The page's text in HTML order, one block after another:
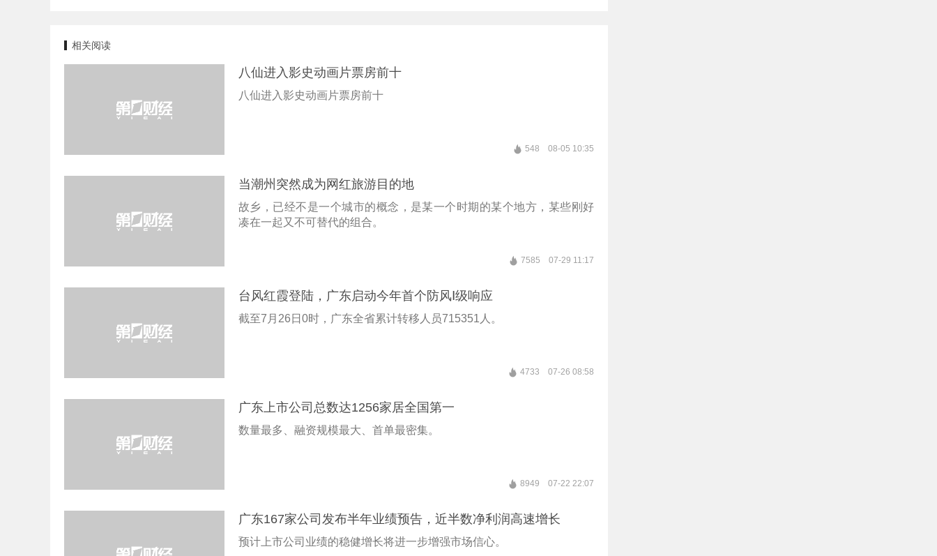
相关阅读
八仙进入影史动画片票房前十
八仙进入影史动画片票房前十
548 08-05 10:35
当潮州突然成为网红旅游目的地
故乡，已经不是一个城市的概念，是某一个时期的某个地方，某些刚好
凑在一起又不可替代的组合。
7585 07-29 11:17
台风红霞登陆，广东启动今年首个防风Ⅰ级响应
截至7月26日0时，广东全省累计转移人员715351人。
4733 07-26 08:58
广东上市公司总数达1256家居全国第一
数量最多、融资规模最大、首单最密集。
8949 07-22 22:07
广东167家公司发布半年业绩预告，近半数净利润高速增长
预计上市公司业绩的稳健增长将进一步增强市场信心。